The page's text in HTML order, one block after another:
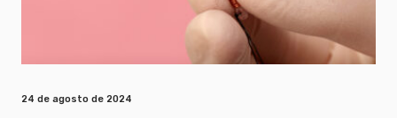
24 de agosto de 2024